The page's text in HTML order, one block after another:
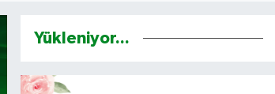
Yükleniyor...